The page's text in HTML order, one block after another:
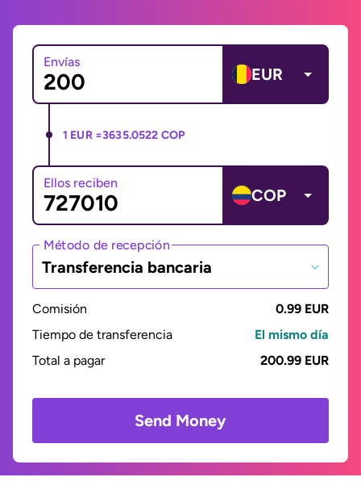
Envías
EUR
1 EUR =3635.0522 COP
Ellos reciben
COP
Método de recepción
Transferencia bancaria
Comisión
0.99 EUR
Tiempo de transferencia
El mismo día
Total a pagar
200.99 EUR
Send Money